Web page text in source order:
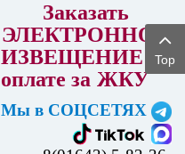
Заказать
ЭЛЕКТРОННОЕ
ИЗВЕЩЕНИЕ об
оплате за ЖКУ
Мы в СОЦСЕТЯХ
Top